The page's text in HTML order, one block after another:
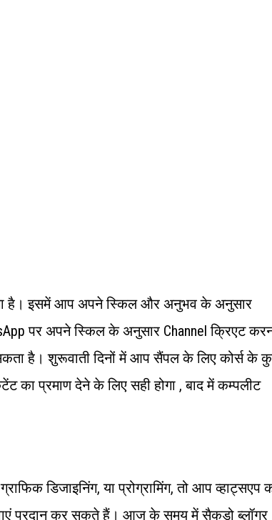
है। इसमें आप अपने स्किल और अनुभव के अनुसार
पर अपने स्किल के अनुसार Channel क्रिएट
है। शुरूवाती दिनों में आप सैंपल के लिए कोर्स के
का प्रमाण देने के लिए सही होगा , बाद में कम्पलीट
डिजाइनिंग, या प्रोग्रामिंग, तो आप व्हाट्सएप
प्रदान कर सकते हैं। आज के समय में सैकड़ो ब्लॉगर